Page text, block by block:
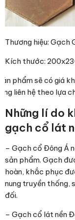
Thương hiệu: Gạch
Kích thước:
phẩm sẽ có giá
liên hệ theo lựa
Những lí do
gạch cổ lát
– Gạch cổ Đông Á
sản phẩm. Gạch
hoàn, khắc phục
nung truyền thống,
đối.
– Gạch cổ lát nền